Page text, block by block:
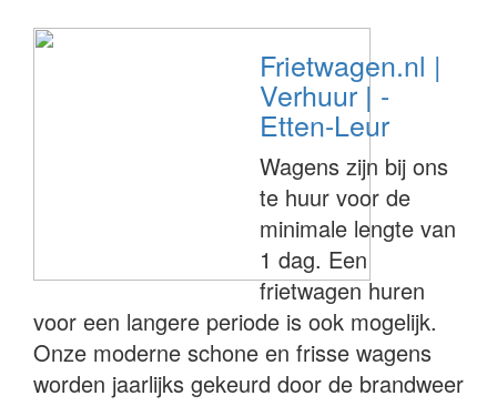
Frietwagen.nl |
Verhuur | -
Etten-Leur
Wagens zijn bij ons
te huur voor de
minimale lengte van
1 dag. Een
frietwagen huren
voor een langere periode is ook mogelijk.
Onze moderne schone en frisse wagens
worden jaarlijks gekeurd door de brandweer